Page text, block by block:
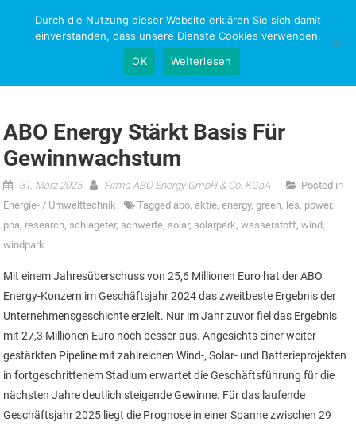
NEWS-RESEARCH
ABO Energy Stärkt Basis Für
Gewinnwachstum
31. März 2025 Firma ABO Energy GmbH & Co. KGaA
Posted in
Energie- / Umwelttechnik
Tagged abo, aktie,energy,green, les, power,
ppa, research, schlageter, schwerte, solar, solarpark,wasserstoff,wind ,
windpark
Mit einem Jahresüberschuss von 25,6 Millionen Euro hat der ABO
Energy-Konzern im Geschäftsjahr 2024 das zweitbeste Ergebnis der
Unternehmensgeschichte erzielt. Nur im Jahr zuvor fiel das Ergebnis
mit 27,3 Millionen Euro noch besser aus. Angesichts einer weiter
gestärkten Pipeline mit zahlreichen Wind-, Solar- und Batterieprojekten
in fortgeschrittenem Stadium erwartet die Geschäftsführung für die
nächsten Jahre deutlich steigende Gewinne. Für das laufende
Geschäftsjahr 2025 liegt die Prognose in einer Spanne zwischen 29
Durch die Nutzung dieser Website erklären Sie sich damit
einverstanden, dass unsere Dienste Cookies verwenden.
OK
Weiterlesen